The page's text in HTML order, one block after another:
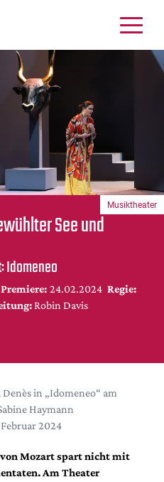
See und
Idomeneo
Premiere: 24.02.2024 Regie:
Robin Davis
Musiktheater
in „Idomeneo“ am
Haymann
2024
von Mozart spart nicht mit
Am Theater